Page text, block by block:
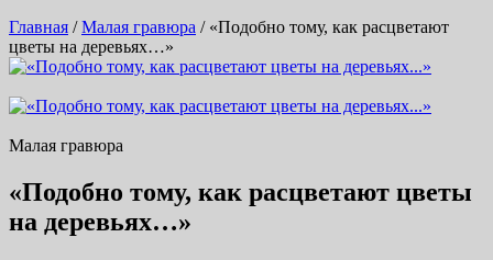
Главная /Малая гравюра / «Подобно тому, как расцветают
цветы на деревьях…»
Малая гравюра
«Подобно тому, как расцветают цветы
на деревьях…»